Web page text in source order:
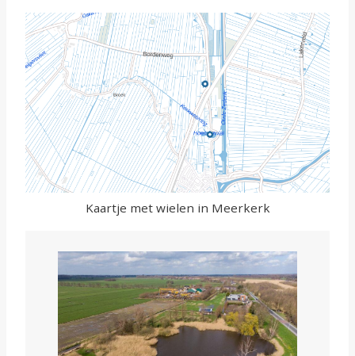
Kaartje met wielen in Meerkerk